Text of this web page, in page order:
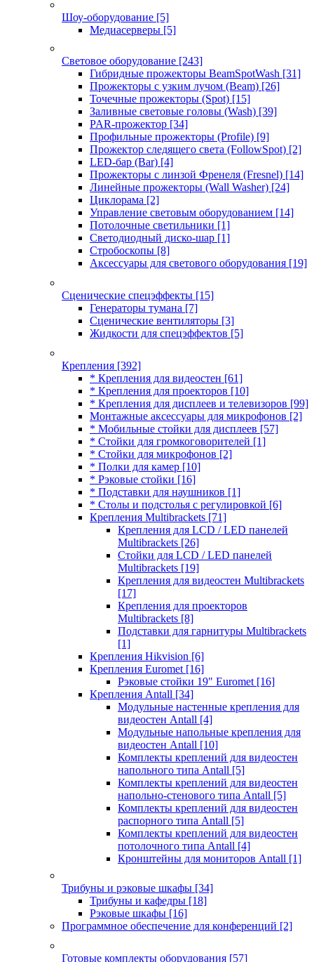
Шоу-оборудование [5]
Медиасерверы [5]
Световое оборудование [243]
Гибридные прожекторы BeamSpotWash [31]
Прожекторы с узким лучом (Beam) [26]
Точечные прожекторы (Spot) [15]
Заливные световые головы (Wash) [39]
PAR-прожектор [34]
Профильные прожекторы (Profile) [9]
Прожектор следящего света (FollowSpot) [2]
LED-бар (Bar) [4]
Прожекторы с линзой Френеля (Fresnel) [14]
Линейные прожекторы (Wall Washer) [24]
Циклорама [2]
Управление световым оборудованием [14]
Потолочные светильники [1]
Светодиодный диско-шар [1]
Стробоскопы [8]
Аксессуары для светового оборудования [19]
Сценические спецэффекты [15]
Генераторы тумана [7]
Сценические вентиляторы [3]
Жидкости для спецэффектов [5]
Крепления [392]
* Крепления для видеостен [61]
* Крепления для проекторов [10]
* Крепления для дисплеев и телевизоров [99]
Монтажные аксессуары для микрофонов [2]
* Мобильные стойки для дисплеев [57]
* Стойки для громкоговорителей [1]
* Стойки для микрофонов [2]
* Полки для камер [10]
* Рэковые стойки [16]
* Подставки для наушников [1]
* Столы и подстолья с регулировкой [6]
Крепления Multibrackets [71]
Крепления для LCD / LED панелей
Multibrackets [26]
Стойки для LCD / LED панелей
Multibrackets [19]
Крепления для видеостен Multibrackets
[17]
Крепления для проекторов
Multibrackets [8]
Подставки для гарнитуры Multibrackets
[1]
Крепления Hikvision [6]
Крепления Euromet [16]
Рэковые стойки 19" Euromet [16]
Крепления Antall [34]
Модульные настенные крепления для
видеостен Antall [4]
Модульные напольные крепления для
видеостен Antall [10]
Комплекты креплений для видеостен
напольного типа Antall [5]
Комплекты креплений для видеостен
напольно-стенового типа Antall [5]
Комплекты креплений для видеостен
распорного типа Antall [5]
Комплекты креплений для видеостен
потолочного типа Antall [4]
Кронштейны для мониторов Antall [1]
Трибуны и рэковые шкафы [34]
Трибуны и кафедры [18]
Рэковые шкафы [16]
Программное обеспечение для конференций [2]
Готовые комплекты оборудования [57]